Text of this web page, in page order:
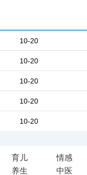
10-20
10-20
10-20
10-20
10-20
育儿
情感
养生 中医